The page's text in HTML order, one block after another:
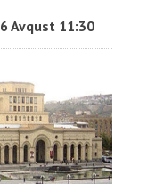
6 Avqust 11:30